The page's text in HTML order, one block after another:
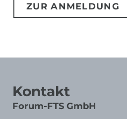
ZUR ANMELDUNG
Kontakt
Forum-FTS GmbH